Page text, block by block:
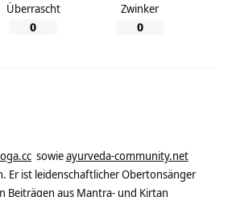
Überrascht
0
Zwinker
0
sowieayurveda-community.net
Er ist leidenschaftlicher Obertonsänger
Beiträgen aus Mantra- und Kirtan